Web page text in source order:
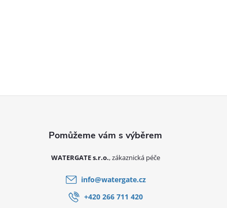
WATERGATE s.r.o.
info@watergate.cz
+420 266 711 420